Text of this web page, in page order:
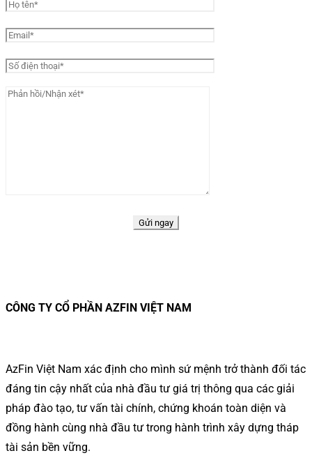
CÔNG TY CỔ PHẦN AZFIN VIỆT NAM
AzFin Việt Nam xác định cho mình sứ mệnh trở thành đối tác
đáng tin cậy nhất của nhà đầu tư giá trị thông qua các giải
pháp đào tạo, tư vấn tài chính, chứng khoán toàn diện và
đồng hành cùng nhà đầu tư trong hành trình xây dựng tháp
tài sản bền vững.